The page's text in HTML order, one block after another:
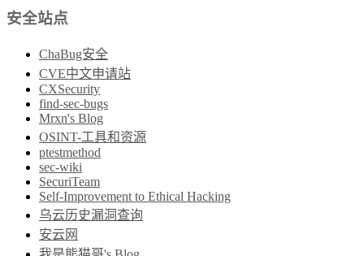
安全站点
ChaBug安全
CVE中文申请站
CXSecurity
find-sec-bugs
Mrxn's Blog
OSINT-工具和资源
ptestmethod
sec-wiki
SecuriTeam
Self-Improvement to Ethical Hacking
乌云历史漏洞查询
安云网